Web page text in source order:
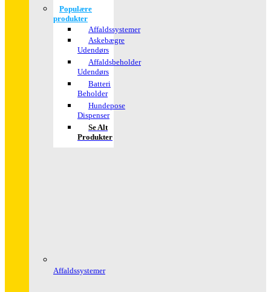
Populære
produkter
Affaldssystemer
Askebægre
Udendørs
Affaldsbeholder
Udendørs
Batteri
Beholder
Hundepose
Dispenser
Se Alt
Produkter
Affaldssystemer